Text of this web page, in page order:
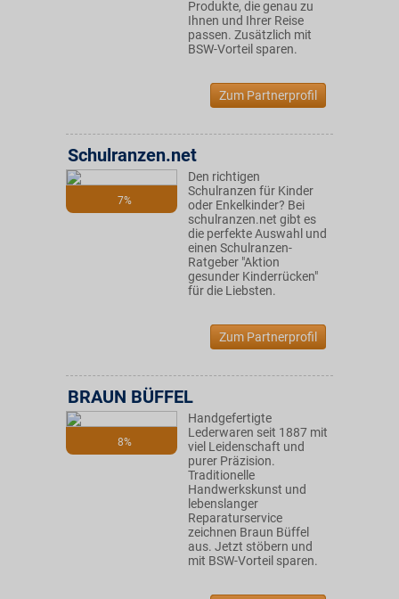
Produkte, die genau zu
Ihnen und Ihrer Reise
passen. Zusätzlich mit
BSW-Vorteil sparen.
Zum Partnerprofil
7%
Schulranzen.net
Den richtigen
Schulranzen für Kinder
oder Enkelkinder? Bei
schulranzen.net gibt es
die perfekte Auswahl und
einen Schulranzen-
Ratgeber "Aktion
gesunder Kinderrücken"
für die Liebsten.
Zum Partnerprofil
8%
BRAUN BÜFFEL
Handgefertigte
Lederwaren seit 1887 mit
viel Leidenschaft und
purer Präzision.
Traditionelle
Handwerkskunst und
lebenslanger
Reparaturservice
zeichnen Braun Büffel
aus. Jetzt stöbern und
mit BSW-Vorteil sparen.